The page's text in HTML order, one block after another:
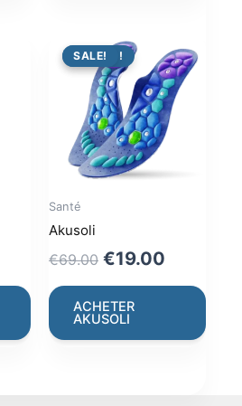
Current
€66.00.
PROMO !
SALE!
Santé
Akusoli
€69.00 Original
price
was:
€69.00.
€19.00
price
€19.00.
ACHETER
AKUSOLI